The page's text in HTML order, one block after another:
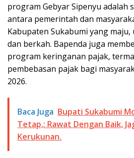
program Gebyar Sipenyu adalah
antara pemerintah dan
Kabupaten Sukabumi yang
dan berkah. Bapenda juga
program keringanan pajak,
pembebasan pajak bagi
2026.
Baca Juga Bupati Sukabumi
Tetap,: Rawat Dengan Baik,
Kerukunan.